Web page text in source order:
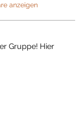
anzeigen
Gruppe! Hier